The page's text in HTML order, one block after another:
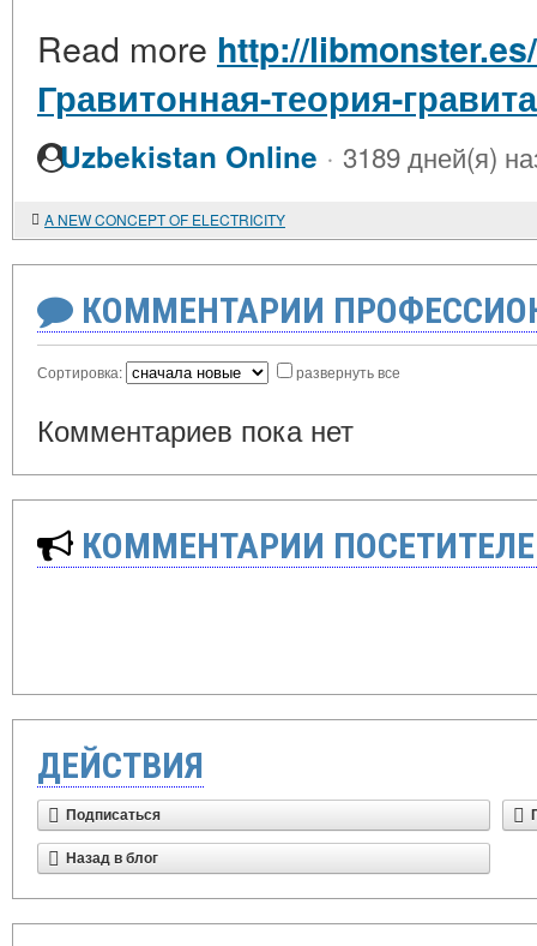
Read more http://
Гравитонная-теория-
Uzbekistan Online · 3189 дней(я)
A NEW CONCEPT OF ELECTRICITY
КОММЕНТАРИИ
Сортировка: развернуть все
Комментариев пока нет
КОММЕНТАРИИ
ДЕЙСТВИЯ
Подписаться
Назад в блог